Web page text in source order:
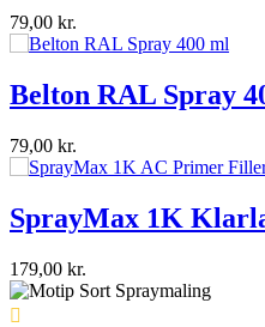
ml
400 ml.
